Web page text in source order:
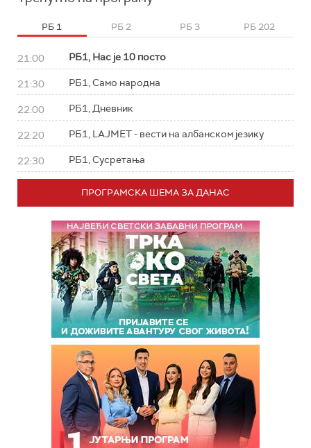
РБ 1 РБ 2 РБ 3 РБ 202
21:00 РБ1, Нас је 10 посто
21:30 РБ1, Само народна
22:00 РБ1, Дневник
22:20 РБ1, LAJMET - вести на албанском језику
22:30 РБ1, Сусретања
ПРОГРАМСКА ШЕМА ЗА ДАНАС